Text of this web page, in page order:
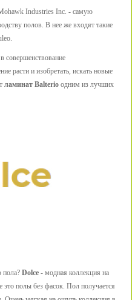
Industries Inc. - самую
полов. В нее же входят такие
совершенствование
расти и изобретать, искать новые
ламинат Balterio одним из лучших
пола? Dolce - модная коллекция на
полы без фасок. Пол получается